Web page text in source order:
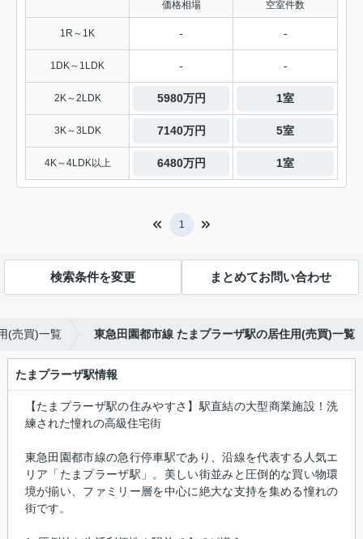
価格相場 空室件数
1R～1K - -
1DK～1LDK - -
2K～2LDK 5980万円 1室
3K～3LDK 7140万円 5室
4K～4LDK以上 6480万円 1室
1
検索条件を変更 まとめてお問い合わせ
(売買)一覧 東急田園都市線 たまプラーザ駅の居住用(売買)一覧
たまプラーザ駅情報
【たまプラーザ駅の住みやすさ】駅直結の大型商業施設！洗
練された憧れの高級住宅街
東急田園都市線の急行停車駅であり、沿線を代表する人気エ
リア「たまプラーザ駅」。美しい街並みと圧倒的な買い物環
境が揃い、ファミリー層を中心に絶大な支持を集める憧れの
街です。